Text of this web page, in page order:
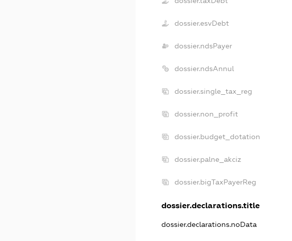
dossier.esvDebt
dossier.ndsPayer
dossier.ndsAnnul
dossier.single_tax_reg
dossier.non_profit
dossier.budget_dotation
dossier.palne_akciz
dossier.bigTaxPayerReg
dossier.declarations.title
dossier.declarations.noData